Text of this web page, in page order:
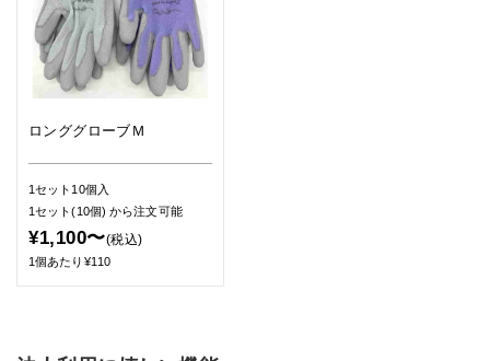
ロンググローブＭ
1セット10個入
1セット(10個)から注文可能
¥1,100〜(税込)
1個あたり¥110